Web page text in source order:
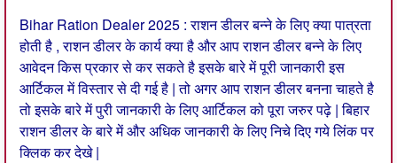
Bihar Ration Dealer 2025 : राशन डीलर बन्ने के लिए क्या पात्रता
होती है , राशन डीलर के कार्य क्या है और आप राशन डीलर बन्ने के लिए
आवेदन किस प्रकार से कर सकते है इसके बारे में पूरी जानकारी इस
आर्टिकल में विस्तार से दी गई है | तो अगर आप राशन डीलर बनना चाहते है
तो इसके बारे में पुरी जानकारी के लिए आर्टिकल को पूरा जरुर पढ़े | बिहार
राशन डीलर के बारे में और अधिक जानकारी के लिए निचे दिए गये लिंक पर
क्लिक कर देखे |